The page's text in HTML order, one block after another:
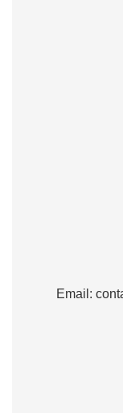
Email: